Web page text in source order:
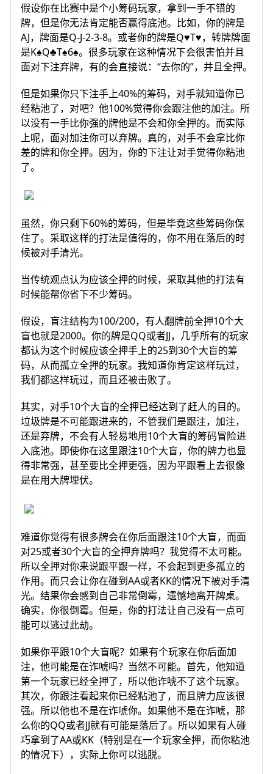
假设你在比赛中是个小筹码玩家，拿到一手不错的
牌，但是你无法肯定能否赢得底池。比如，你的牌是
AJ，牌面是Q-J-2-3-8。或者你的牌是Q♥T♥，转牌牌面
是K♠Q♣T♠6♠。很多玩家在这种情况下会很害怕并且
面对下注弃牌，有的会直接说：“去你的”，并且全押。
但是如果你只下注手上40%的筹码，对手就知道你已
经粘池了，对吧？他100%觉得你会跟注他的加注。所
以没有一手比你强的牌他是不会和你全押的。而实际
上呢，面对加注你可以弃牌。真的，对手不会拿比你
差的牌和你全押。因为，你的下注让对手觉得你粘池
了。
虽然，你只剩下60%的筹码，但是毕竟这些筹码你保
住了。采取这样的打法是值得的，你不用在落后的时
候被对手清光。
当传统观点认为应该全押的时候，采取其他的打法有
时候能帮你省下不少筹码。
假设，盲注结构为100/200，有人翻牌前全押10个大
盲也就是2000。你的牌是QQ或者JJ，几乎所有的玩家
都认为这个时候应该全押手上的25到30个大盲的筹
码，从而孤立全押的玩家。我知道你肯定这样玩过，
我们都这样玩过，而且还被击败了。
其实，对手10个大盲的全押已经达到了赶人的目的。
垃圾牌是不可能跟进来的，不管我们是跟注，加注，
还是弃牌，不会有人轻易地用10个大盲的筹码冒险进
入底池。即使你在这里跟注10个大盲，你的牌力也显
得非常强，甚至要比全押更强，因为平跟看上去很像
是在用大牌埋伏。
难道你觉得有很多牌会在你后面跟注10个大盲，而面
对25或者30个大盲的全押弃牌吗？我觉得不太可能。
所以全押对你来说跟平跟一样，不会起到更多孤立的
作用。而只会让你在碰到AA或者KK的情况下被对手清
光。结果你会感到自己非常倒霉，遗憾地离开牌桌。
确实，你很倒霉。但是，你的打法让自己没有一点可
能可以逃过此劫。
如果你平跟10个大盲呢？如果有个玩家在你后面加
注，他可能是在诈唬吗？当然不可能。首先，他知道
第一个玩家已经全押了，所以他诈唬不了这个玩家。
其次，你跟注看起来你已经粘池了，而且牌力应该很
强。所以他也不是在诈唬你。如果他不是在诈唬，那
么你的QQ或者JJ就有可能是落后了。所以如果有人碰
巧拿到了AA或KK（特别是在一个玩家全押，而你粘池
的情况下），实际上你可以逃脱。